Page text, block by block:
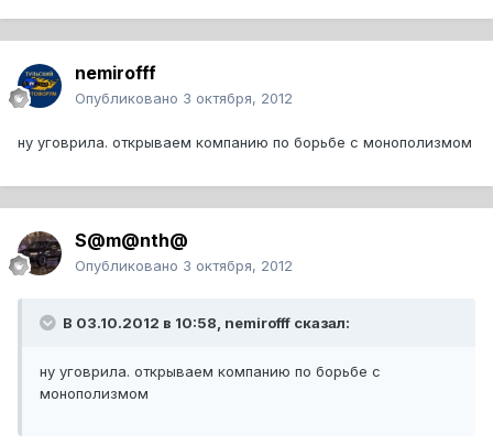
nemirofff
Опубликовано 3 октября, 2012
ну уговрила. открываем компанию по борьбе с монополизмом
S@m@nth@
Опубликовано 3 октября, 2012
В 03.10.2012 в 10:58, nemirofff сказал:
ну уговрила. открываем компанию по борьбе с
монополизмом